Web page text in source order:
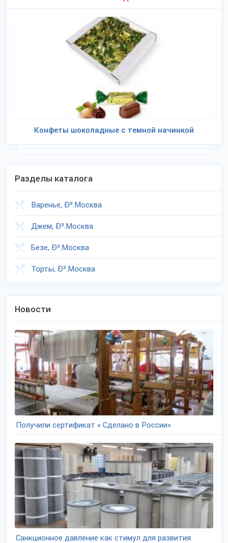
Конфеты шоколадные с темной начинкой
Разделы каталога
Варенье, Ð³.Москва
Джем, Ð³.Москва
Безе, Ð³.Москва
Торты, Ð³.Москва
Новости
Получили сертификат « Сделано в России»
Санкционное давление как стимул для развития